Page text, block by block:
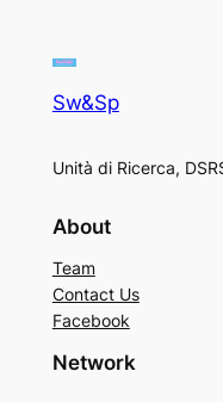
Sw&Sp
Unità di Ricerca,
About
Team
Contact Us
Facebook
Network